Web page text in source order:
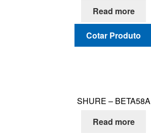
Read more
Cotar Produto
SHURE – BETA58A
Read more